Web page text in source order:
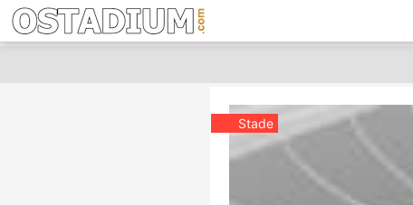
Stade